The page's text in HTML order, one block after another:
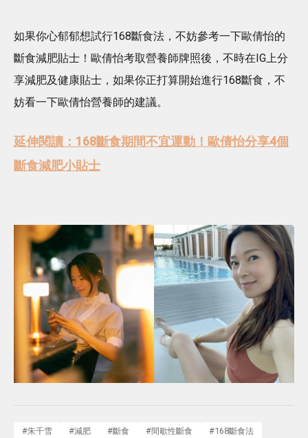
如果你心郁郁想試行168斷食法，不妨參考一下歐倩怡的
斷食減肥貼士！歐倩怡考取營養師牌照後，不時在IG上分
享減肥及健康貼士，如果你正打算開始進行168斷食，不
妨看一下歐倩怡營養師的建議。
延伸閱讀：168斷食期間不宜運動！歐倩怡分享4個
斷食減肥小貼士
#朱千雪 #減肥 #斷食 #間歇性斷食 #168斷食法